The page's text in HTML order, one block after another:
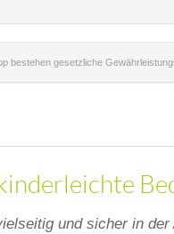
bestehen gesetzliche
und sicher in der